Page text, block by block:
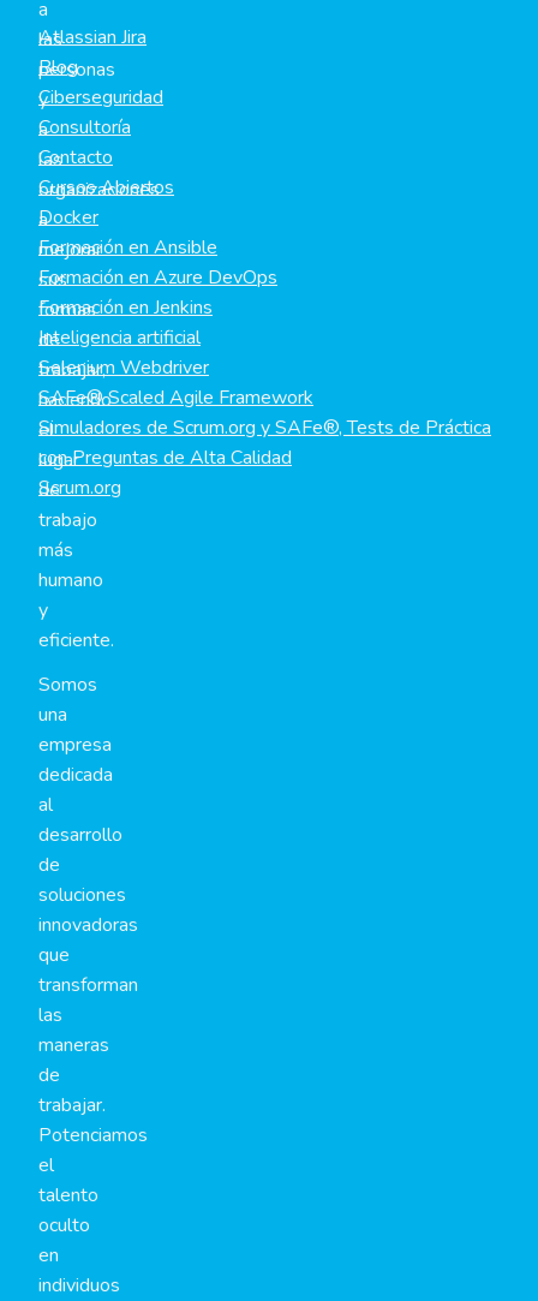
a
las
personas
y
a
las
organizaciones
a
mejorar
sus
formas
de
trabajar,
haciendo
el
lugar
de
trabajo
más
humano
y
eficiente.
Somos
una
empresa
dedicada
al
desarrollo
de
soluciones
innovadoras
que
transforman
las
maneras
de
trabajar.
Potenciamos
el
talento
oculto
en
individuos
Atlassian Jira
Blog
Ciberseguridad
Consultoría
Contacto
Cursos Abiertos
Docker
Formación en Ansible
Formación en Azure DevOps
Formación en Jenkins
Inteligencia artificial
Selenium Webdriver
SAFe® Scaled Agile Framework
Simuladores de Scrum.org y SAFe®, Tests de Práctica
con Preguntas de Alta Calidad
Scrum.org